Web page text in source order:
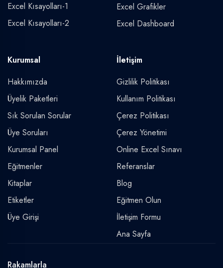
Excel Kısayolları-1
Excel Kısayolları-2
Excel Grafikler
Excel Dashboard
Kurumsal
Hakkımızda
Üyelik Paketleri
Sık Sorulan Sorular
Üye Soruları
Kurumsal Panel
Eğitmenler
Kitaplar
Etiketler
Üye Girişi
İletişim
Gizlilik Politikası
Kullanım Politikası
Çerez Politikası
Çerez Yönetimi
Online Excel Sınavı
Referanslar
Blog
Eğitmen Olun
İletişim Formu
Ana Sayfa
Rakamlarla